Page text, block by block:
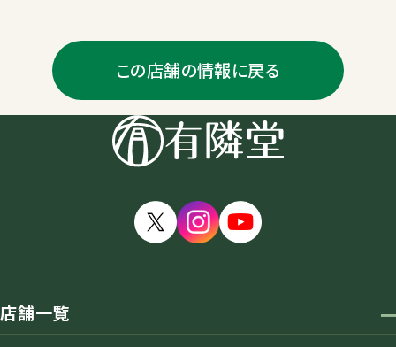
この店舗の情報に戻る
店舗一覧